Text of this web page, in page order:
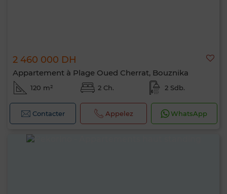
2 460 000 DH
Appartement à Plage Oued Cherrat, Bouznika
120 m² 2 Ch. 2 Sdb.
Contacter Appelez WhatsApp